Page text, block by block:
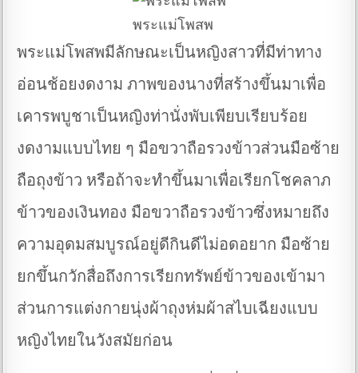
พระแม่โพสพ
พระแม่โพสพมีลักษณะเป็นหญิงสาวที่มีท่าทาง
อ่อนช้อยงดงาม ภาพของนางที่สร้างขึ้นมาเพื่อ
เคารพบูชาเป็นหญิงท่านั่งพับเพียบเรียบร้อย
งดงามแบบไทย ๆ มือขวาถือรวงข้าวส่วนมือซ้าย
ถือถุงข้าว หรือถ้าจะทำขึ้นมาเพื่อเรียกโชคลาภ
ข้าวของเงินทอง มือขวาถือรวงข้าวซึ่งหมายถึง
ความอุดมสมบูรณ์อยู่ดีกินดีไม่อดอยาก มือซ้าย
ยกขึ้นกวักสื่อถึงการเรียกทรัพย์ข้าวของเข้ามา
ส่วนการแต่งกายนุ่งผ้าถุงห่มผ้าสไบเฉียงแบบ
หญิงไทยในวังสมัยก่อน